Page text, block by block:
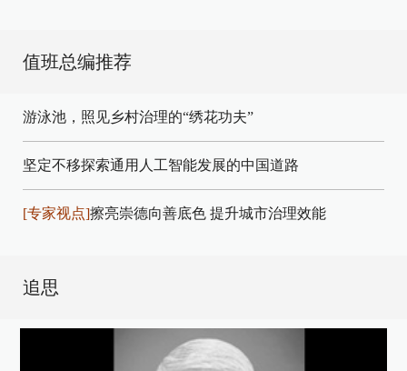
值班总编推荐
游泳池，照见乡村治理的“绣花功夫”
坚定不移探索通用人工智能发展的中国道路
[专家视点]擦亮崇德向善底色 提升城市治理效能
追思